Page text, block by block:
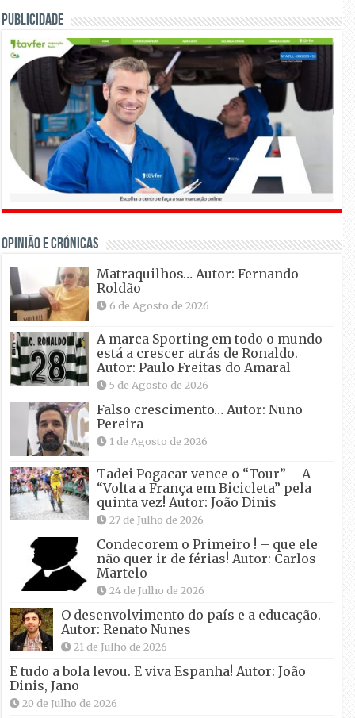
Publicidade
OPINIÃO E CRÓNICAS
Matraquilhos… Autor: Fernando
Roldão
6 de Agosto de 2026
A marca Sporting em todo o mundo
está a crescer atrás de Ronaldo.
Autor: Paulo Freitas do Amaral
5 de Agosto de 2026
Falso crescimento… Autor: Nuno
Pereira
1 de Agosto de 2026
Tadei Pogacar vence o “Tour” – A
“Volta a França em Bicicleta” pela
quinta vez! Autor: João Dinis
27 de Julho de 2026
Condecorem o Primeiro ! – que ele
não quer ir de férias! Autor: Carlos
Martelo
24 de Julho de 2026
O desenvolvimento do país e a educação.
Autor: Renato Nunes
21 de Julho de 2026
E tudo a bola levou. E viva Espanha! Autor: João
Dinis, Jano
20 de Julho de 2026